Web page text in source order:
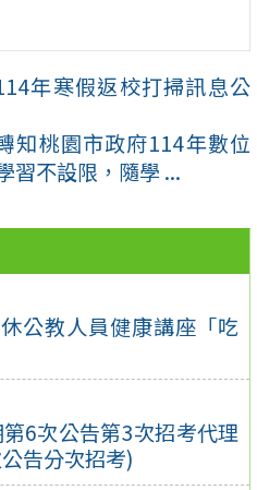
公教人員健康講座「吃
6次公告第3次招考代理
告分次招考)
年寒假返校打掃訊息公
知桃園市政府114年數位
習不設限，隨學 ...